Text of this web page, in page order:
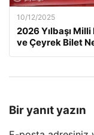
10/12/2025
2026 Yılbaşı
ve Çeyrek Bilet
Bir yanıt yazın